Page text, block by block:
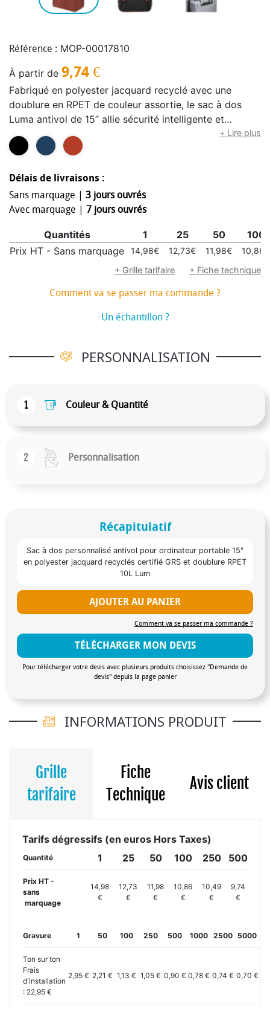
Référence : MOP-00017810
À partir de 9,74 €
Fabriqué en polyester jacquard recyclé avec une
doublure en RPET de couleur assortie, le sac à dos
Luma antivol de 15’’ allie sécurité intelligente et
élégance pour les personnes en déplacement. Les
caractéristiques antivol comprennent des fermetures à
poche arrière cachée qui sert de passant pour bagage
à roulettes. Le tissu est également déperlant pour
protéger vos effets personnels des pluies légères. Il
ordinateur portable jusqu’à 15’’, d’une pochette dédiée
pour tablette, d’une pochette ouverte avec une boucle
pour stylo et d’un rangement organisé pour les objets
de tous les jours. Ce modèle comporte également des
bretelles rembourrées, un panneau dorsal respirant et
travail à vélo, traverser un terminal d’aéroport bondé
confort tout au long de la journée, sans concession sur
+ Lire plus
Délais de livraisons :
Sans marquage | 3 jours ouvrés
Avec marquage | 7 jours ouvrés
Quantités 1 25 50
100
Prix HT - Sans marquage
14,98€ 12,73€ 11,98€
10,86€
+ Grille tarifaire
+ Fiche technique
Comment va se passer ma commande ?
Un échantillon ?
PERSONNALISATION
1 Couleur & Quantité
2 Personnalisation
Récapitulatif
Sac à dos personnalisé antivol pour ordinateur portable 15"
en polyester jacquard recyclés certifié GRS et doublure RPET
10L Lum
AJOUTER AU PANIER
Comment va se passer ma commande ?
TÉLÉCHARGER MON DEVIS
Pour télécharger votre devis avec plusieurs produits choisissez "Demande de
devis" depuis la page panier
INFORMATIONS PRODUIT
Grille
tarifaire
Fiche
Technique
Avis client
Tarifs dégressifs (en euros Hors Taxes)
Quantité 1 25 50 100 250 500
Prix HT -
sans
marquage
14,98
€
12,73
€
11,98
€
10,86
€
10,49
€
9,74
€
Gravure 1 50 100 250 500 1000 2500 5000
Ton sur ton
Frais
d'installation
: 22,95 €
2,95 € 2,21 € 1,13 € 1,05 € 0,90 € 0,78 € 0,74 € 0,70 €